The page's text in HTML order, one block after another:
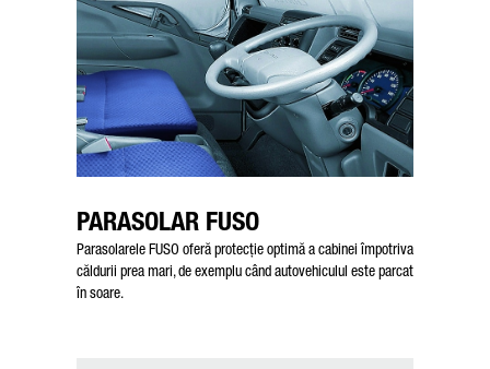
PARASOLAR FUSO
Parasolarele FUSO oferă protecție optimă a cabinei împotriva
căldurii prea mari, de exemplu când autovehiculul este parcat
în soare.